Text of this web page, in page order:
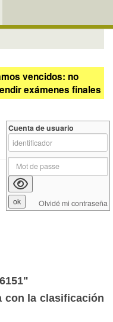
vencidos: no
exámenes finales
con la clasificación
Cuenta de usuario
Olvidé mi contraseña